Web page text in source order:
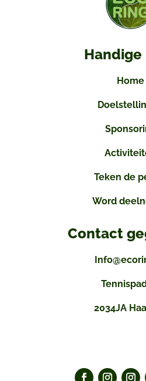
Handige
Home
Teken de
Word
Contact
2034JA